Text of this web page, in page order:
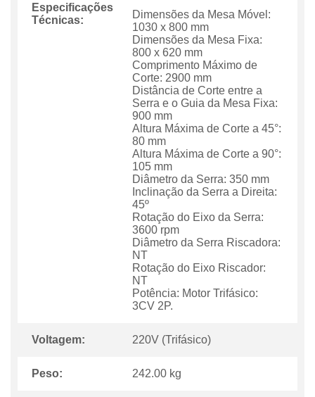
Especificações
Técnicas:
Dimensões da Mesa Móvel:
1030 x 800 mm
Dimensões da Mesa Fixa:
800 x 620 mm
Comprimento Máximo de
Corte: 2900 mm
Distância de Corte entre a
Serra e o Guia da Mesa Fixa:
900 mm
Altura Máxima de Corte a 45°:
80 mm
Altura Máxima de Corte a 90°:
105 mm
Diâmetro da Serra: 350 mm
Inclinação da Serra a Direita:
45º
Rotação do Eixo da Serra:
3600 rpm
Diâmetro da Serra Riscadora:
NT
Rotação do Eixo Riscador:
NT
Potência: Motor Trifásico:
3CV 2P.
Voltagem: 220V (Trifásico)
Peso: 242.00 kg